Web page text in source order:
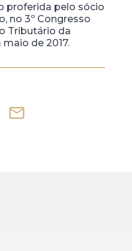
proferida pelo sócio
no 3º Congresso
Tributário da
de 2017.